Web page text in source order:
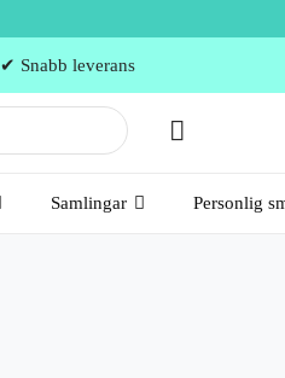
✔ Snabb leverans
Samlingar Personlig